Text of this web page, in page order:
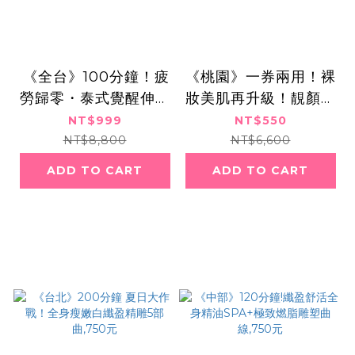
​​ ​《全台》100分鐘！疲
勞歸零・泰式覺醒伸展
熱石SPA課程,999元
NT$999
NT$8,800
ADD TO CART
《桃園》一券兩用！裸
妝美肌再升級！靚顏淨
透x無痛美膚術,550元
NT$550
NT$6,600
ADD TO CART